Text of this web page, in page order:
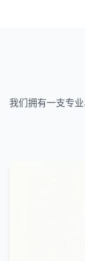
我们拥有一支专